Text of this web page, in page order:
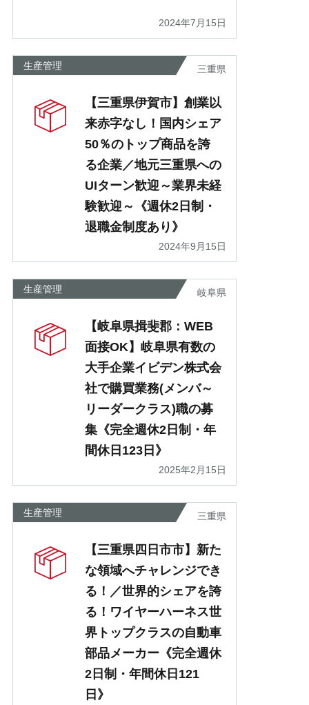
2024年7月15日
生産管理 三重県
【三重県伊賀市】創業以
来赤字なし！国内シェア
50％のトップ商品を誇
る企業／地元三重県への
UIターン歓迎～業界未経
験歓迎～《週休2日制・
退職金制度あり》
2024年9月15日
生産管理 岐阜県
【岐阜県揖斐郡：WEB
面接OK】岐阜県有数の
大手企業イビデン株式会
社で購買業務(メンバ～
リーダークラス)職の募
集《完全週休2日制・年
間休日123日》
2025年2月15日
生産管理 三重県
【三重県四日市市】新た
な領域へチャレンジでき
る！／世界的シェアを誇
る！ワイヤーハーネス世
界トップクラスの自動車
部品メーカー《完全週休
2日制・年間休日121
日》